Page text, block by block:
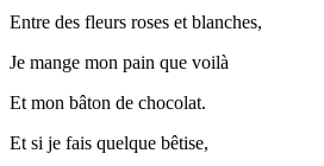
Entre des fleurs roses et blanches,
Je mange mon pain que voilà
Et mon bâton de chocolat.
Et si je fais quelque bêtise,